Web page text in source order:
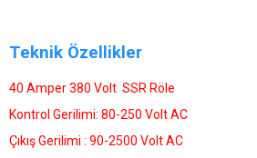
Teknik Özellikler
40 Amper 380 Volt SSR Röle
Kontrol Gerilimi: 80-250 Volt AC
Çıkış Gerilimi : 90-2500 Volt AC